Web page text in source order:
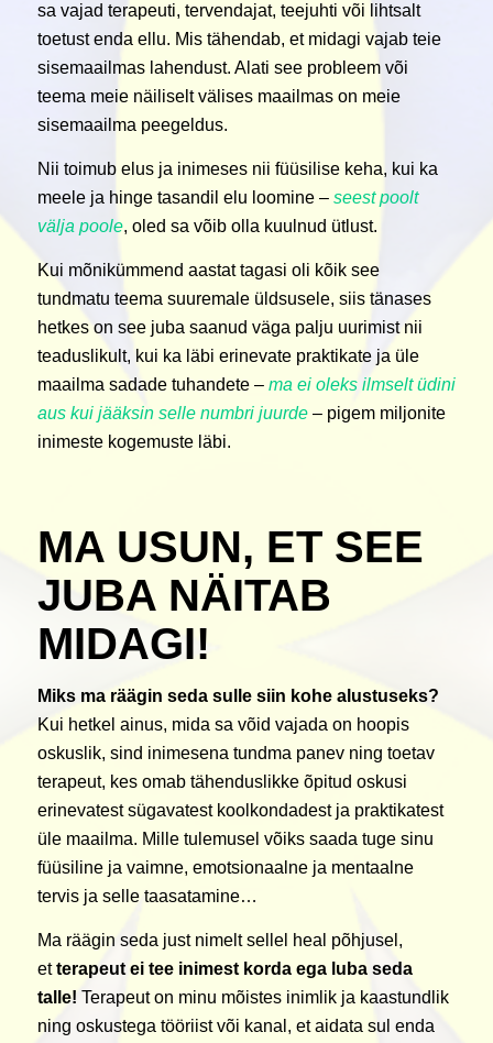
sa vajad terapeuti, tervendajat, teejuhti või lihtsalt
toetust enda ellu. Mis tähendab, et midagi vajab teie
sisemaailmas lahendust. Alati see probleem või
teema meie näiliselt välises maailmas on meie
sisemaailma peegeldus.
Nii toimub elus ja inimeses nii füüsilise keha, kui ka
meele ja hinge tasandil elu loomine – seest poolt
välja poole, oled sa võib olla kuulnud ütlust.
Kui mõnikümmend aastat tagasi oli kõik see
tundmatu teema suuremale üldsusele, siis tänases
hetkes on see juba saanud väga palju uurimist nii
teaduslikult, kui ka läbi erinevate praktikate ja üle
maailma sadade tuhandete – ma ei oleks ilmselt üdini
aus kui jääksin selle numbri juurde– pigem miljonite
inimeste kogemuste läbi.
MA USUN, ET SEE
JUBA NÄITAB
MIDAGI!
Miks ma räägin seda sulle siin kohe alustuseks?
Kui hetkel ainus, mida sa võid vajada on hoopis
oskuslik, sind inimesena tundma panev ning toetav
terapeut, kes omab tähenduslikke õpitud oskusi
erinevatest sügavatest koolkondadest ja praktikatest
üle maailma. Mille tulemusel võiks saada tuge sinu
füüsiline ja vaimne, emotsionaalne ja mentaalne
tervis ja selle taasatamine…
Ma räägin seda just nimelt sellel heal põhjusel,
etterapeut ei tee inimest korda ega luba seda
talle! Terapeut on minu mõistes inimlik ja kaastundlik
ning oskustega tööriist või kanal, et aidata sul enda